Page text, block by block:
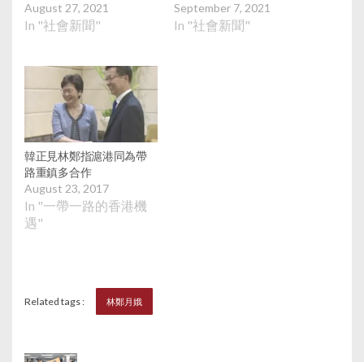
August 27, 2021
In "社會新聞"
September 7, 2021
In "社會新聞"
韓正見林鄭指滬港同為帶
路重鎮多合作
August 23, 2017
In "一帶一路的香港機
遇"
Related tags : 林鄭月娥